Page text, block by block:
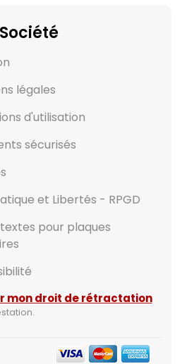
légales
d'utilisation
sécurisés
et Libertés - RPGD
pour plaques
mon droit de rétractation
.